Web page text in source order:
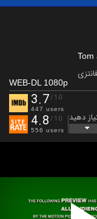
Tom
فانتزی
WEB-DL 1080p
3.7/10
447 users
4.8 /10
556 users
دهید